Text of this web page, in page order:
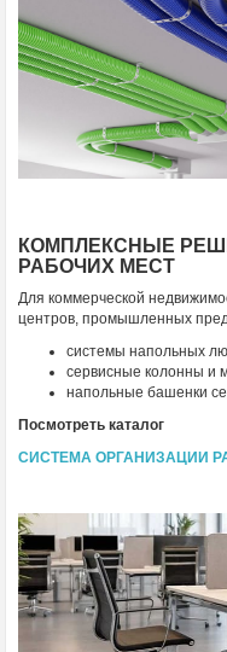
КОМПЛЕКСНЫЕ
РАБОЧИХ МЕСТ
Для коммерческой
центров, промышленных
системы напольных
сервисные колонны и
напольные башенки
Посмотреть каталог
СИСТЕМА ОРГАНИЗАЦИИ